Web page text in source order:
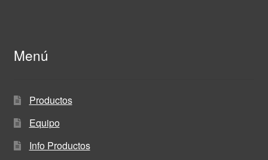
Menú
Productos
Equipo
Info Productos